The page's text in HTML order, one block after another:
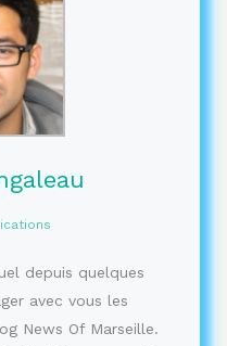
depuis quelques
avec vous les
News Of Marseille.